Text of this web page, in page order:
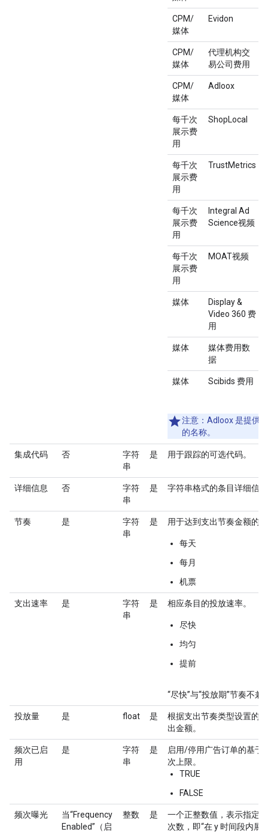
CPM/
媒体
Evidon
CPM/
媒体
代理机构交
易公司费用
CPM/
媒体
Adloox
每千次
展示费
用
ShopLocal
每千次
展示费
用
TrustMetrics
每千次
展示费
用
Integral Ad
Science视频
每千次
展示费
用
MOAT视频
媒体
Display &
Video 360 费
用
媒体
媒体费用数
据
媒体 Scibids 费用
注意 ：Adloox 是提供
的名称。
集成代码 否
字符
串
是 用于跟踪的可选代码。
详细信息 否
字符
串
是 字符串格式的条目详细信
节奏 是
字符
串
是 用于达到支出节奏金额的
每天
每月
机票
支出速率 是
字符
串
是 相应条目的投放速率。
尽快
均匀
提前
“尽快”与“投放期”节奏不兼
投放量 是 float 是
根据支出节奏类型设置的
出金额。
频次已启
用
是
字符
串
是
启用/停用广告订单的基于
次上限。
TRUE
FALSE
频次曝光
当“Frequency
Enabled”（启
整数 是
一个正整数值，表示指定
次数，即“在 y 时间段内展